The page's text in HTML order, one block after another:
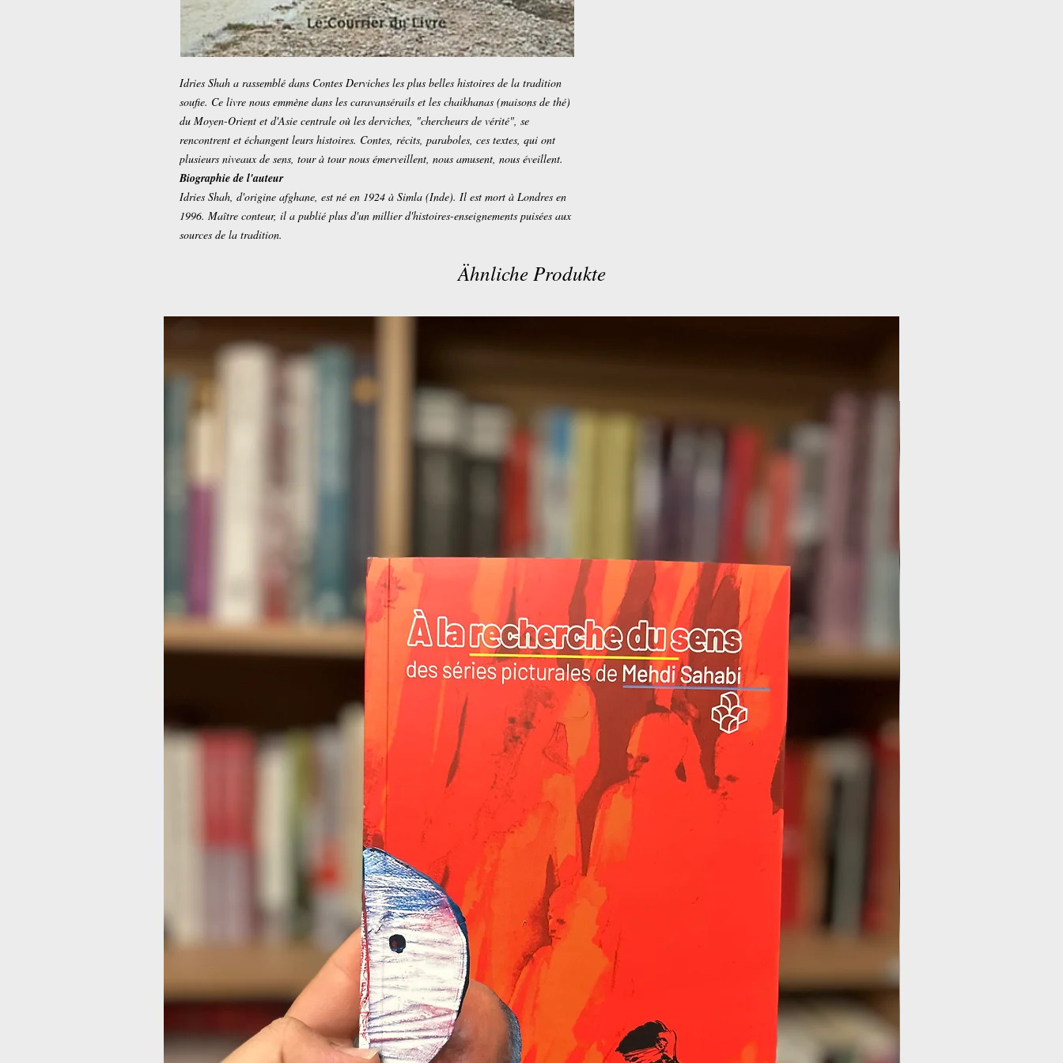
Idries Shah a rassemblé dans Contes Derviches les plus belles histoires de la tradition
soufie. Ce livre nous emmène dans les caravansérails et les chaikhanas (maisons de thé)
du Moyen-Orient et d'Asie centrale où les derviches, "chercheurs de vérité", se
rencontrent et échangent leurs histoires. Contes, récits, paraboles, ces textes, qui ont
plusieurs niveaux de sens, tour à tour nous émerveillent, nous amusent, nous éveillent.
Biographie de l'auteur
Idries Shah, d'origine afghane, est né en 1924 à Simla (Inde). Il est mort à Londres en
1996. Maître conteur, il a publié plus d'un millier d'histoires-enseignements puisées aux
sources de la tradition.
Ähnliche Produkte